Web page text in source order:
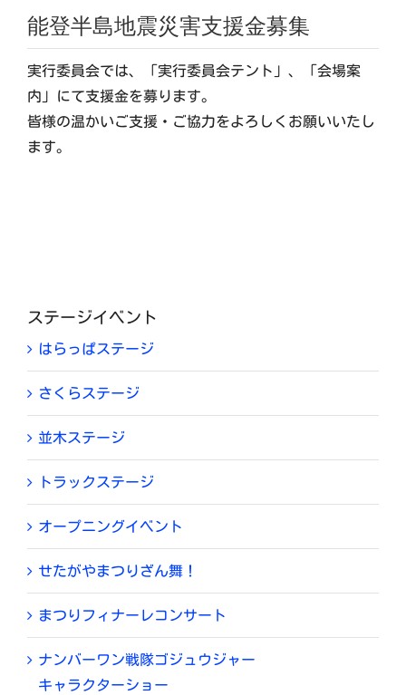
能登半島地震災害支援金募集
実行委員会では、「実行委員会テント」、「会場案
内」にて支援金を募ります。
皆様の温かいご支援・ご協力をよろしくお願いいたし
ます。
ステージイベント
はらっぱステージ
さくらステージ
並木ステージ
トラックステージ
オープニングイベント
せたがやまつりざん舞！
まつりフィナーレコンサート
ナンバーワン戦隊ゴジュウジャー
キャラクターショー